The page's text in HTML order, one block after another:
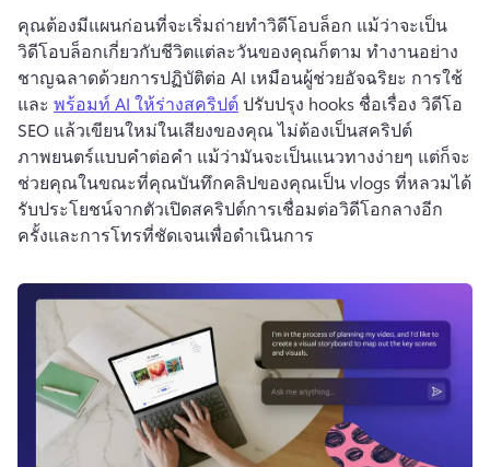
คุณต้องมีแผนก่อนที่จะเริ่มถ่ายทำวิดีโอบล็อก แม้ว่าจะเป็น
วิดีโอบล็อกเกี่ยวกับชีวิตแต่ละวันของคุณก็ตาม ทํางานอย่าง
ชาญฉลาดด้วยการปฏิบัติต่อ AI เหมือนผู้ช่วยอัจฉริยะ การใช้
และ พร้อมท์ AI ให้ร่างสคริปต์ ปรับปรุง hooks ชื่อเรื่อง วิดีโอ
SEO แล้วเขียนใหม่ในเสียงของคุณ ไม่ต้องเป็นสคริปต์
ภาพยนตร์แบบคำต่อคำ แม้ว่ามันจะเป็นแนวทางง่ายๆ แต่ก็จะ
ช่วยคุณในขณะที่คุณบันทึกคลิปของคุณเป็น vlogs ที่หลวมได้
รับประโยชน์จากตัวเปิดสคริปต์การเชื่อมต่อวิดีโอกลางอีก
ครั้งและการโทรที่ชัดเจนเพื่อดําเนินการ